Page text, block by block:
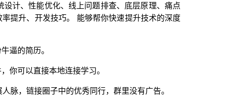
计、性能优化、线上问题排查、底层原理、痛点
提升、开发技巧。 能够帮你快速提升技术的深度
逼的简历。
你可以直接本地连接学习。
脉，链接圈子中的优秀同行，群里没有广告。